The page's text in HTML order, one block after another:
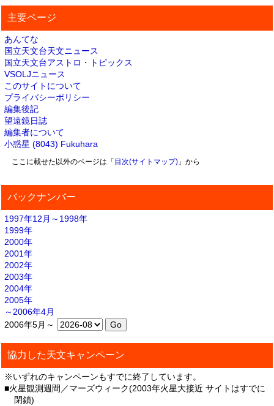
主要ページ
あんてな
国立天文台天文ニュース
国立天文台アストロ・トピックス
VSOLJニュース
このサイトについて
プライバシーポリシー
編集後記
望遠鏡日誌
編集者について
小惑星 (8043) Fukuhara
ここに載せた以外のページは「 目次(サイトマップ)」から
バックナンバー
1997年12月～1998年
1999年
2000年
2001年
2002年
2003年
2004年
2005年
～2006年4月
2006年5月～
協力した天文キャンペーン
※いずれのキャンペーンもすでに終了しています。
■火星観測週間／マーズウィーク(2003年火星大接近 サイトはすでに
閉鎖)